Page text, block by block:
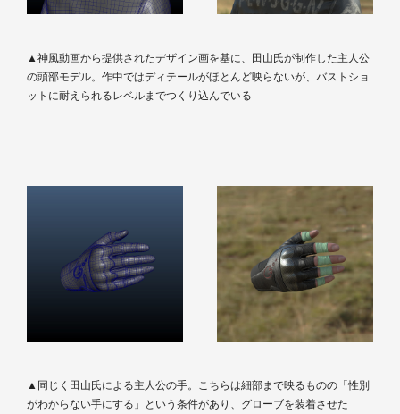
▲神風動画から提供されたデザイン画を基に、田山氏が制作した主人公
の頭部モデル。作中ではディテールがほとんど映らないが、バストショ
ットに耐えられるレベルまでつくり込んでいる
▲同じく田山氏による主人公の手。こちらは細部まで映るものの「性別
がわからない手にする」という条件があり、グローブを装着させた